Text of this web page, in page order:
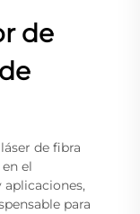
de
de fibra
el
para